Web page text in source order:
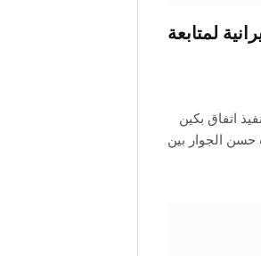
لمتابعة
اتفاق بكين
حسن الجوار بين